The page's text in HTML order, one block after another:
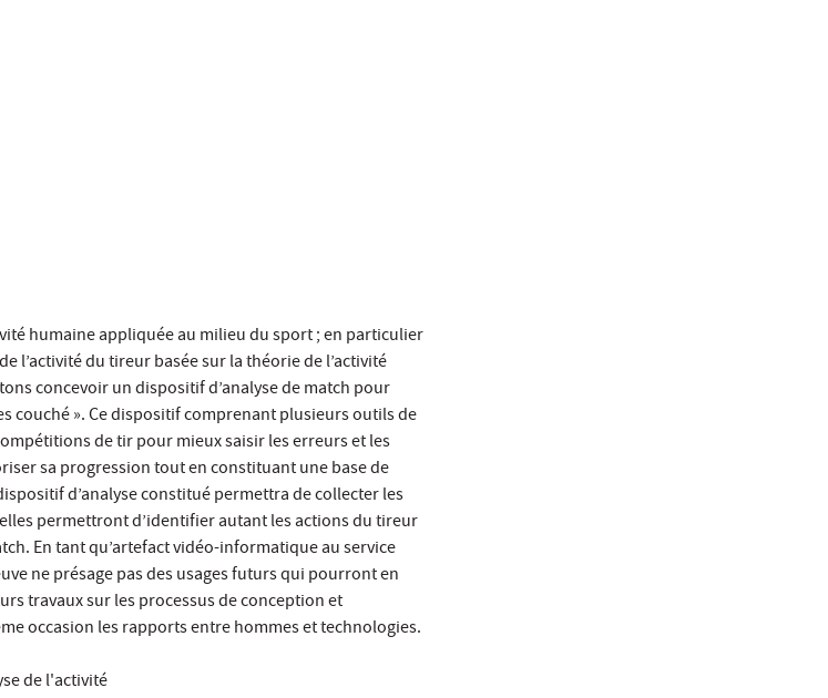
humaine appliquée au milieu du sport ; en particulier
l’activité du tireur basée sur la théorie de l’activité
concevoir un dispositif d’analyse de match pour
couché ». Ce dispositif comprenant plusieurs outils de
de tir pour mieux saisir les erreurs et les
sa progression tout en constituant une base de
d’analyse constitué permettra de collecter les
permettront d’identifier autant les actions du tireur
En tant qu’artefact vidéo-informatique au service
ne présage pas des usages futurs qui pourront en
travaux sur les processus de conception et
occasion les rapports entre hommes et technologies.
de l'activité